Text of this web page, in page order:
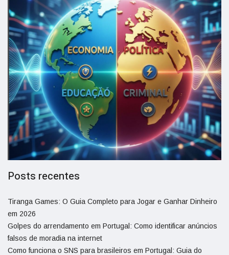
Posts recentes
Tiranga Games: O Guia Completo para Jogar e Ganhar Dinheiro
em 2026
Golpes do arrendamento em Portugal: Como identificar anúncios
falsos de moradia na internet
Como funciona o SNS para brasileiros em Portugal: Guia do